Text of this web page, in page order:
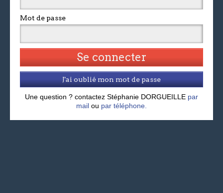
Mot de passe
J'ai oublié mon mot de passe
Une question ? contactez Stéphanie DORGUEILLE par
mail ou par téléphone.